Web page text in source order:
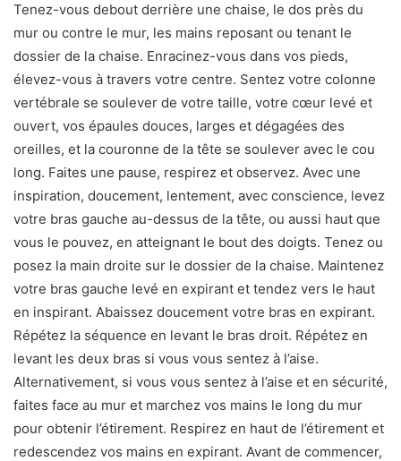
Tenez-vous debout derrière une chaise, le dos près du
mur ou contre le mur, les mains reposant ou tenant le
dossier de la chaise. Enracinez-vous dans vos pieds,
élevez-vous à travers votre centre. Sentez votre colonne
vertébrale se soulever de votre taille, votre cœur levé et
ouvert, vos épaules douces, larges et dégagées des
oreilles, et la couronne de la tête se soulever avec le cou
long. Faites une pause, respirez et observez. Avec une
inspiration, doucement, lentement, avec conscience, levez
votre bras gauche au-dessus de la tête, ou aussi haut que
vous le pouvez, en atteignant le bout des doigts. Tenez ou
posez la main droite sur le dossier de la chaise. Maintenez
votre bras gauche levé en expirant et tendez vers le haut
en inspirant. Abaissez doucement votre bras en expirant.
Répétez la séquence en levant le bras droit. Répétez en
levant les deux bras si vous vous sentez à l’aise.
Alternativement, si vous vous sentez à l’aise et en sécurité,
faites face au mur et marchez vos mains le long du mur
pour obtenir l’étirement. Respirez en haut de l’étirement et
redescendez vos mains en expirant. Avant de commencer,